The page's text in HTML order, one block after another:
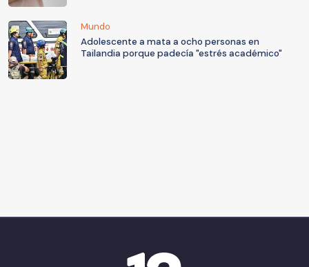
Mundo
Adolescente a mata a ocho personas en
Tailandia porque padecía "estrés académico"